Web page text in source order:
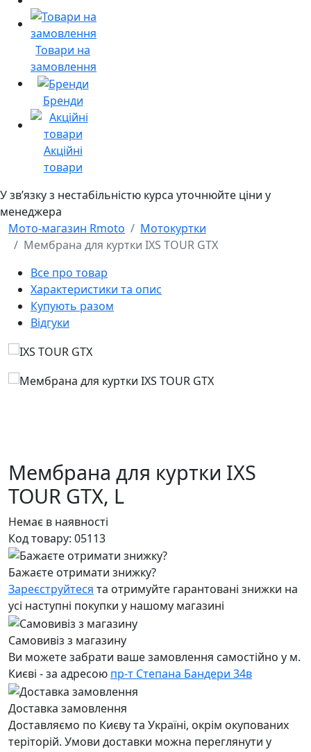
Товари на
замовлення
Бренди
Акційні
товари
У звʼязку з нестабільністю курса уточнюйте ціни у
менеджера
Мото-магазин Rmoto
Мотокуртки
Мембрана для куртки IXS TOUR GTX
Все про товар
Характеристики та опис
Купують разом
Відгуки
Мембрана для куртки IXS
TOUR GTX, L
Немає в наявності
Код товару: 05113
Бажаєте отримати знижку?
Зареєструйтеся та отримуйте гарантовані знижки на
усі наступні покупки у нашому магазині
Самовивіз з магазину
Ви можете забрати ваше замовлення самостійно у м.
Києві - за адресою пр-т Степана Бандери 34в
Доставка замовлення
Доставляємо по Києву та Україні, окрім окупованих
теріторій. Умови доставки можна переглянути у